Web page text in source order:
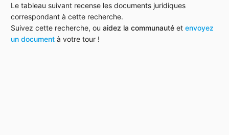
Le tableau suivant recense les documents juridiques
correspondant à cette recherche.
Suivez cette recherche, ou aidez la communauté et envoyez
un document à votre tour !